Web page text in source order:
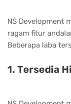
NS Development
ragam fitur
Beberapa laba
1. Tеrѕеdіа